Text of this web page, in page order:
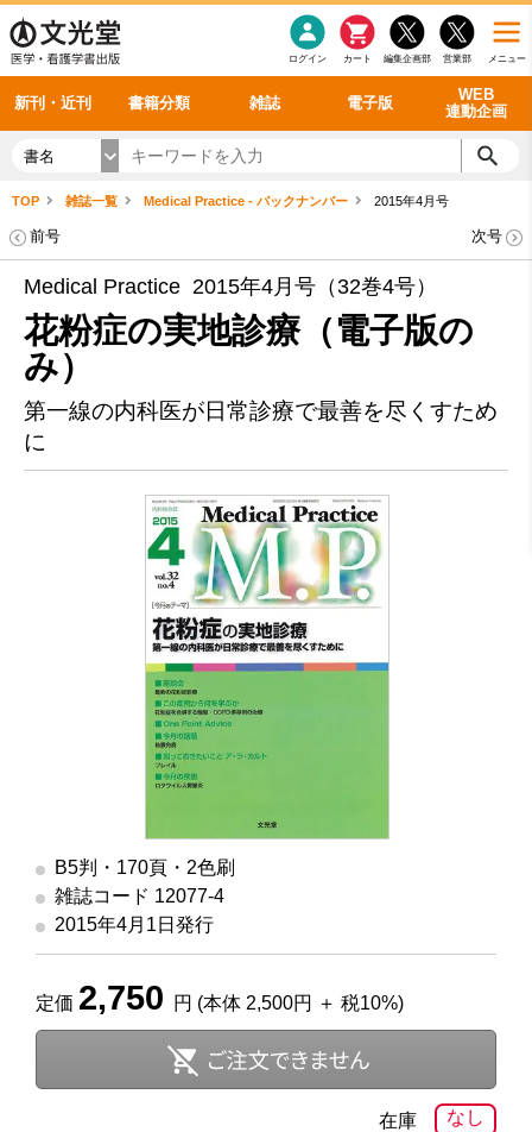
メニュー
営業部
編集企画部
カート
ログイン
新刊・近刊 書籍分類 雑誌 電子版
WEB
連動企画
感染症 老年医学
看護・介護
呼吸器
循環器
シリーズ一覧
雑誌投稿規定
理学療法
雑誌案内・年間購読 最新号 バックナンバー
電子書籍
電子雑誌
書籍「データに基づく臨床動作分析」WEB動画
書籍「眼手術学」WEB動画
書籍「神経症候学 II 改訂第二版」 WEB動画
新刊一覧
今後の発行予定
書名
TOP 雑誌一覧 Medical Practice - バックナンバー 2015年4月号
前号 次号
Medical Practice 2015年4月号（32巻4号）
花粉症の実地診療（電子版の
み）
第一線の内科医が日常診療で最善を尽くすため
に
B5判・170頁・2色刷
雑誌コード 12077-4
2015年4月1日発行
定価 2,750 円 (本体 2,500円 ＋ 税10%)
なし
在庫